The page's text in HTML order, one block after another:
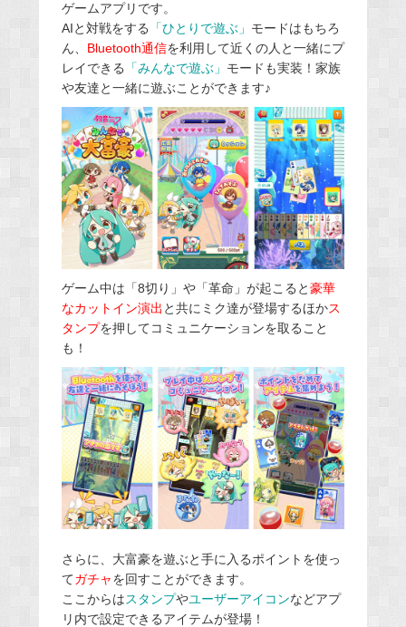
ゲームアプリです。
AIと対戦をする 「ひとりで遊ぶ」 モードはもちろ
ん、 Bluetooth通信を利用して近くの人と一緒にプ
レイできる 「みんなで遊ぶ」 モードも実装！家族
や友達と一緒に遊ぶことができます♪
ゲーム中は「8切り」や「革命」が起こると豪華
なカットイン演出 と共にミク達が登場するほかス
タンプを押してコミュニケーションを取ること
も！
さらに、大富豪を遊ぶと手に入るポイントを使っ
てガチャを回すことができます。
ここからはスタンプやユーザーアイコンなどアプ
リ内で設定できるアイテムが登場！